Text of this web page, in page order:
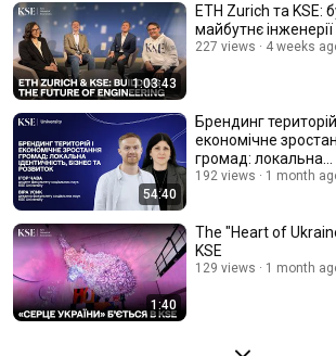
1:03:43
ETH Zurich та KSE:
майбутнє інженерії
227 views 4 weeks
54:40
Брендинг територій
економічне
громад: локальна
ідентичність, бізнес
192 views 1 month
1:40
The "Heart of
KSE
129 views 1 month